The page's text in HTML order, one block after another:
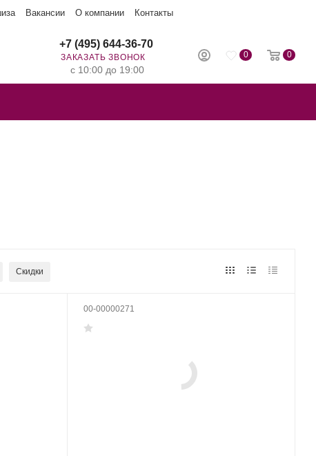
Вакансии О компании Контакты
0 0
+7 (495) 644-36-70
ЗАКАЗАТЬ ЗВОНОК
с 10:00 до 19:00
Скидки
00-00000271